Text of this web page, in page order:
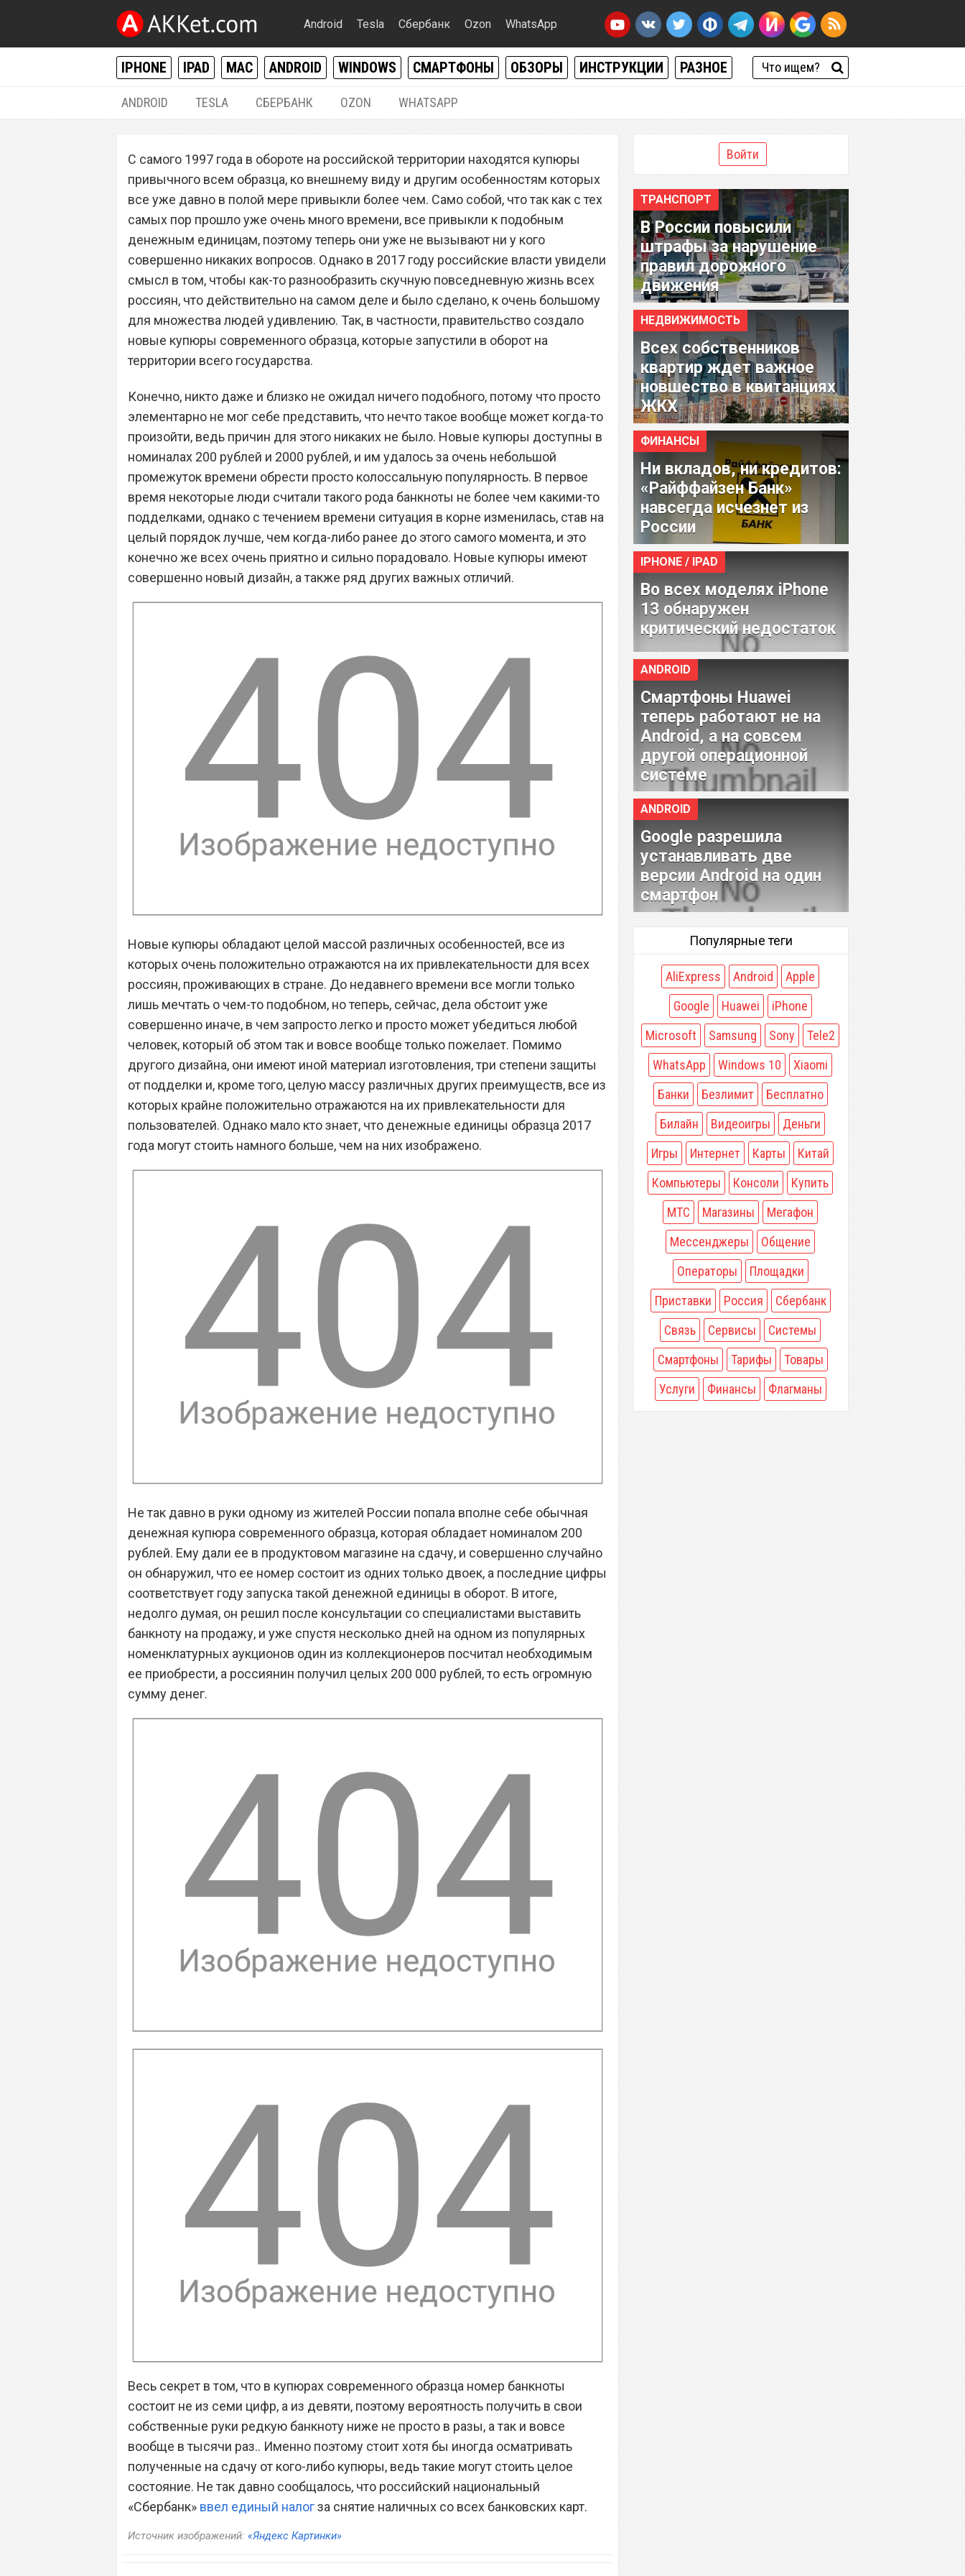
Android Tesla Сбербанк Ozon WhatsApp
IPHONE IPAD MAC ANDROID WINDOWS СМАРТФОНЫ ОБЗОРЫ ИНСТРУКЦИИ РАЗНОЕ
ANDROID TESLA СБЕРБАНК OZON WHATSAPP
Обнаружена банкнота, которую
выкупают за 200 000 рублей
С самого 1997 года в обороте на российской территории находятся купюры
привычного всем образца, ко внешнему виду и другим особенностям которых
все уже давно в полой мере привыкли более чем. Само собой, что так как с тех
самых пор прошло уже очень много времени, все привыкли к подобным
денежным единицам, поэтому теперь они уже не вызывают ни у кого
совершенно никаких вопросов. Однако в 2017 году российские власти увидели
смысл в том, чтобы как-то разнообразить скучную повседневную жизнь всех
россиян, что действительно на самом деле и было сделано, к очень большому
для множества людей удивлению. Так, в частности, правительство создало
новые купюры современного образца, которые запустили в оборот на
территории всего государства.
Конечно, никто даже и близко не ожидал ничего подобного, потому что просто
элементарно не мог себе представить, что нечто такое вообще может когда-то
произойти, ведь причин для этого никаких не было. Новые купюры доступны в
номиналах 200 рублей и 2000 рублей, и им удалось за очень небольшой
промежуток времени обрести просто колоссальную популярность. В первое
время некоторые люди считали такого рода банкноты не более чем какими-то
подделками, однако с течением времени ситуация в корне изменилась, став на
целый порядок лучше, чем когда-либо ранее до этого самого момента, и это
конечно же всех очень приятно и сильно порадовало. Новые купюры имеют
совершенно новый дизайн, а также ряд других важных отличий.
Новые купюры обладают целой массой различных особенностей, все из
которых очень положительно отражаются на их привлекательности для всех
россиян, проживающих в стране. До недавнего времени все могли только
лишь мечтать о чем-то подобном, но теперь, сейчас, дела обстоит уже
совершенно иначе, в чем запросто легко и просто может убедиться любой
человек, который об этом так и вовсе вообще только пожелает. Помимо
другого дизайна, они имеют иной материал изготовления, три степени защиты
от подделки и, кроме того, целую массу различных других преимуществ, все из
которых крайне положительно отражаются на их привлекательности для
пользователей. Однако мало кто знает, что денежные единицы образца 2017
года могут стоить намного больше, чем на них изображено.
Не так давно в руки одному из жителей России попала вполне себе обычная
денежная купюра современного образца, которая обладает номиналом 200
рублей. Ему дали ее в продуктовом магазине на сдачу, и совершенно случайно
он обнаружил, что ее номер состоит из одних только двоек, а последние цифры
соответствует году запуска такой денежной единицы в оборот. В итоге,
недолго думая, он решил после консультации со специалистами выставить
банкноту на продажу, и уже спустя несколько дней на одном из популярных
номенклатурных аукционов один из коллекционеров посчитал необходимым
ее приобрести, а россиянин получил целых 200 000 рублей, то есть огромную
сумму денег.
Весь секрет в том, что в купюрах современного образца номер банкноты
состоит не из семи цифр, а из девяти, поэтому вероятность получить в свои
собственные руки редкую банкноту ниже не просто в разы, а так и вовсе
вообще в тысячи раз.. Именно поэтому стоит хотя бы иногда осматривать
полученные на сдачу от кого-либо купюры, ведь такие могут стоить целое
состояние. Не так давно сообщалось, что российский национальный
«Сбербанк» ввел единый налогза снятие наличных со всех банковских карт.
Источник изображений: «Яндекс Картинки»
Войти
ТРАНСПОРТ
В России повысили
штрафы за нарушение
правил дорожного
движения
НЕДВИЖИМОСТЬ
Всех собственников
квартир ждет важное
новшество в квитанциях
ЖКХ
ФИНАНСЫ
Ни вкладов, ни кредитов:
«Райффайзен Банк»
навсегда исчезнет из
России
IPHONE / IPAD
Во всех моделях iPhone
13 обнаружен
критический недостаток
ANDROID
Смартфоны Huawei
теперь работают не на
Android, а на совсем
другой операционной
системе
ANDROID
Google разрешила
устанавливать две
версии Android на один
смартфон
Популярные теги
AliExpress Android
Apple
Google
Huawei
iPhone
Microsoft
Samsung Sony
Tele2
WhatsApp
Windows 10
Xiaomi
Банки
Безлимит
Бесплатно
Билайн
Видеоигры
Деньги
Игры
Интернет Карты
Китай
Компьютеры
Консоли
Купить
МТС
Магазины
Мегафон
Мессенджеры
Общение
Операторы
Площадки
Приставки
Россия
Сбербанк
Связь
Сервисы
Системы
Смартфоны
Тарифы
Товары
Услуги
Финансы Флагманы